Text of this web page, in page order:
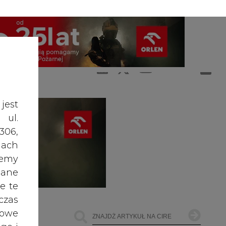
A A A ZALOGUJ SIĘ
ul.
te
i